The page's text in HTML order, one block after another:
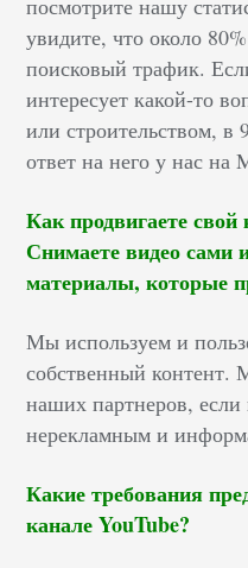
посмотрите нашу
увидите, что около
поисковый трафик.
интересует какой-то
или строительством, в
ответ на него у нас на
Как продвигаете свой
Снимаете видео сами
материалы, которые
Мы используем и
собственный контент.
наших партнеров, если
нерекламным и
Какие требования
канале YouTube?